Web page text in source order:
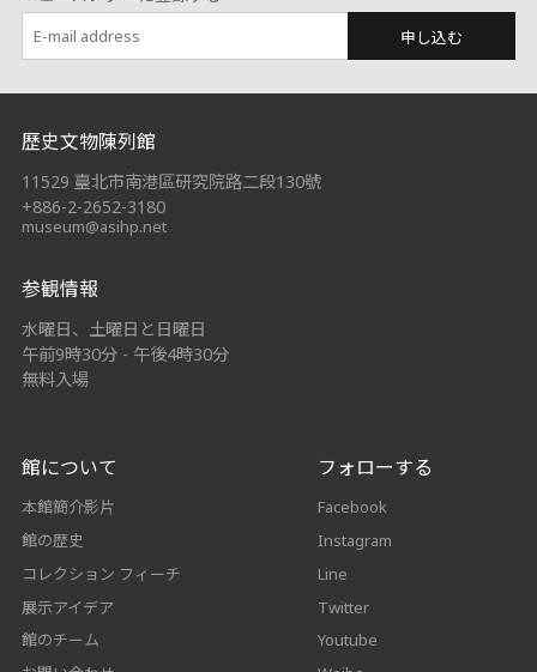
申し込む
歷史文物陳列館
11529 臺北市南港區研究院路二段130號
+886-2-2652-3180
museum@asihp.net
参観情報
水曜日、土曜日と日曜日
午前9時30分 - 午後4時30分
無料入場
館について
本館簡介影片
館の歴史
コレクション フィーチ
展示アイデア
館のチーム
フォローする
Facebook
Instagram
Line
Twitter
Youtube